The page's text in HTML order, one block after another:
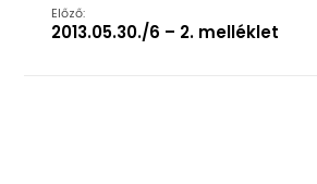
Előző:
2013.05.30./6 – 2. melléklet